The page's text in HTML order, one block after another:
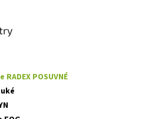
RADEX POSUVNÉ